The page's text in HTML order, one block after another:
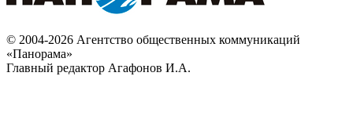
© 2004-2026 Агентство общественных коммуникаций
«Панорама»
Главный редактор Агафонов И.А.